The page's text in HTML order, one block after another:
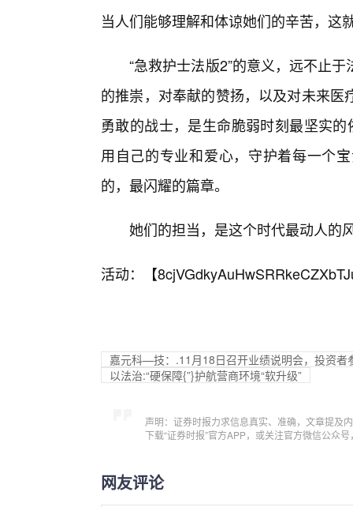
当人们能够理解和体谅她们的辛苦，这
“急救护士法版2”的意义，远不止
的推崇，对奉献的赞扬，以及对未来
勇敢的战士，是生命脆弱时刻最坚实
用自己的专业和爱心，守护着每一个
的，最闪耀的篇章。
她们的担当，是这个时代最动人的
活动：【
嘉元科—技：.11月18日召开业绩说明会，投资者
以法治:“硬保障{”}护航营商环境“软升级”
声明：证券时报力求信息真实、准确，文章提及
下载“证券时报”官方APP，或关注官方微信公众
网友评论